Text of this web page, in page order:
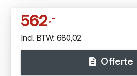
562,-
Incl. BTW: 680,02
Offerte